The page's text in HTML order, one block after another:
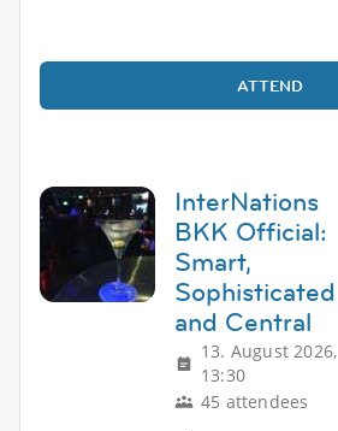
ATTEND
InterNations
BKK Official:
Smart,
Sophisticated
and Central
13. August 2026,
13:30
45 attendees